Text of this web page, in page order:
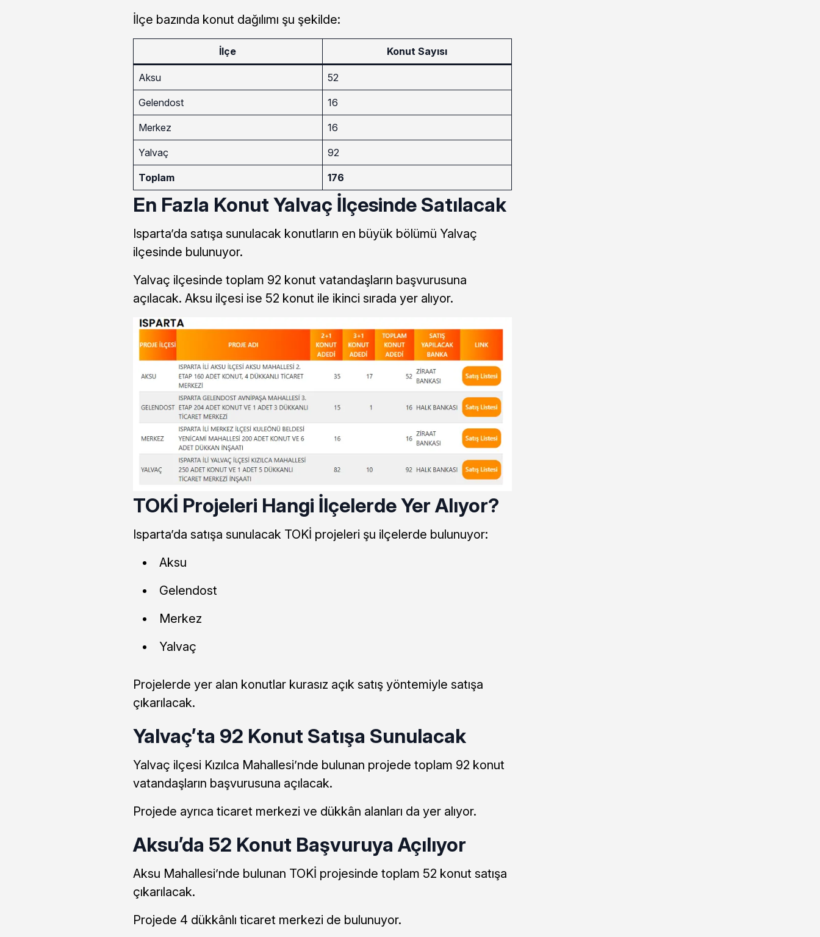
İlçe bazında konut dağılımı şu şekilde:
İlçe Konut Sayısı
Aksu 52
Gelendost 16
Merkez 16
Yalvaç 92
Toplam 176
En Fazla Konut Yalvaç İlçesinde Satılacak
Isparta’da satışa sunulacak konutların en büyük bölümü Yalvaç
ilçesinde bulunuyor.
Yalvaç ilçesinde toplam 92 konut vatandaşların başvurusuna
açılacak. Aksu ilçesi ise 52 konut ile ikinci sırada yer alıyor.
TOKİ Projeleri Hangi İlçelerde Yer Alıyor?
Isparta’da satışa sunulacak TOKİ projeleri şu ilçelerde bulunuyor:
Aksu
Gelendost
Merkez
Yalvaç
Projelerde yer alan konutlar kurasız açık satış yöntemiyle satışa
çıkarılacak.
Yalvaç’ta 92 Konut Satışa Sunulacak
Yalvaç ilçesi Kızılca Mahallesi’nde bulunan projede toplam 92 konut
vatandaşların başvurusuna açılacak.
Projede ayrıca ticaret merkezi ve dükkân alanları da yer alıyor.
Aksu’da 52 Konut Başvuruya Açılıyor
Aksu Mahallesi’nde bulunan TOKİ projesinde toplam 52 konut satışa
çıkarılacak.
Projede 4 dükkânlı ticaret merkezi de bulunuyor.